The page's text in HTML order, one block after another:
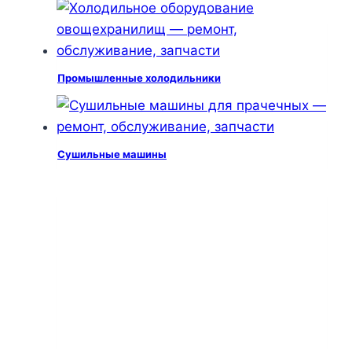
Промышленные холодильники
Сушильные машины